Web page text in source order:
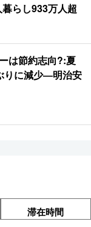
らし933万人超
は節約志向?:夏
りに減少―明治安
滞在時間